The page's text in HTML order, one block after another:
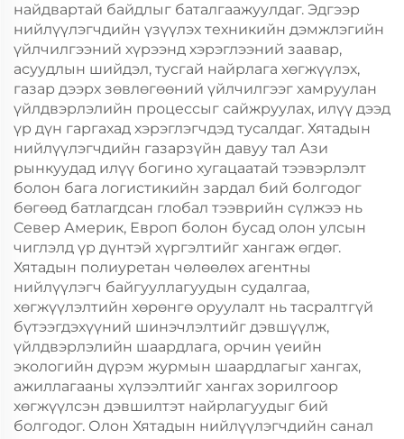
найдвартай байдлыг баталгаажуулдаг. Эдгээр
нийлүүлэгчдийн үзүүлэх техникийн дэмжлэгийн
үйлчилгээний хүрээнд хэрэглээний заавар,
асуудлын шийдэл, тусгай найрлага хөгжүүлэх,
газар дээрх зөвлөгөөний үйлчилгээг хамруулан
үйлдвэрлэлийн процессыг сайжруулах, илүү дээд
үр дүн гаргахад хэрэглэгчдэд тусалдаг. Хятадын
нийлүүлэгчдийн газарзүйн давуу тал Ази
рынкуудад илүү богино хугацаатай тээвэрлэлт
болон бага логистикийн зардал бий болгодог
бөгөөд батлагдсан глобал тээврийн сүлжээ нь
Север Америк, Европ болон бусад олон улсын
чиглэлд үр дүнтэй хүргэлтийг хангаж өгдөг.
Хятадын полиуретан чөлөөлөх агентны
нийлүүлэгч байгууллагуудын судалгаа,
хөгжүүлэлтийн хөрөнгө оруулалт нь тасралтгүй
бүтээгдэхүүний шинэчлэлтийг дэвшүүлж,
үйлдвэрлэлийн шаардлага, орчин үеийн
экологийн дүрэм журмын шаардлагыг хангах,
ажиллагааны хүлээлтийг хангах зорилгоор
хөгжүүлсэн дэвшилтэт найрлагуудыг бий
болгодог. Олон Хятадын нийлүүлэгчдийн санал